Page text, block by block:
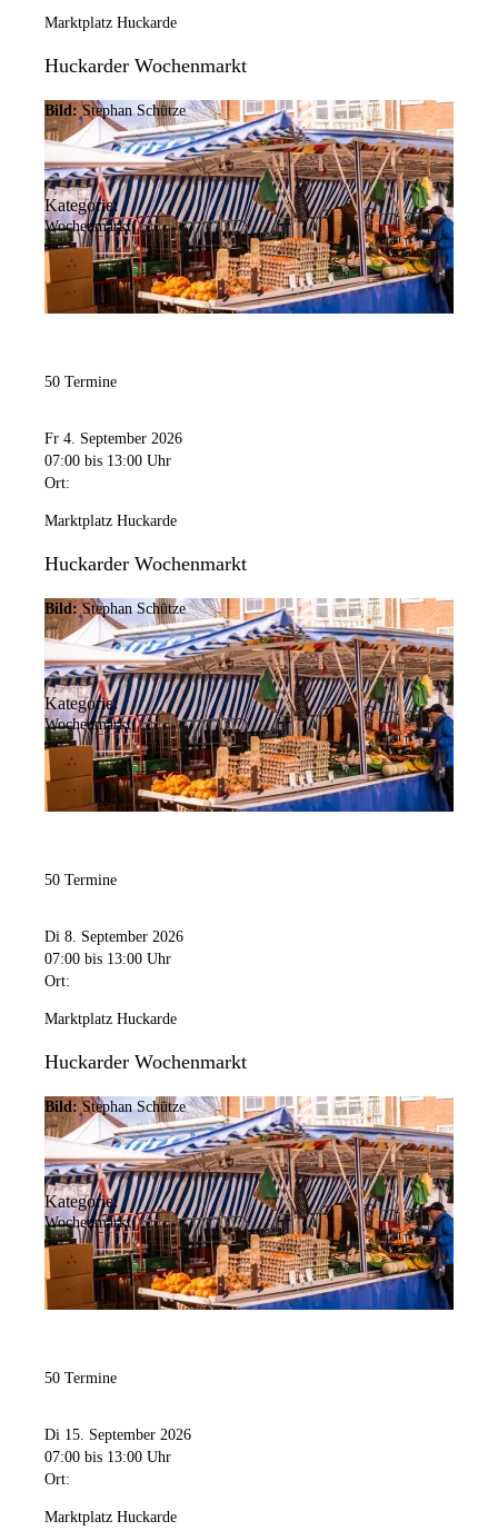
Marktplatz Huckarde
Huckarder Wochenmarkt
Bild: Stephan Schütze
Kategorie:
Wochenmarkt
50 Termine
Fr 4. September 2026
07:00 bis 13:00 Uhr
Ort:
Marktplatz Huckarde
Huckarder Wochenmarkt
Bild: Stephan Schütze
Kategorie:
Wochenmarkt
50 Termine
Di 8. September 2026
07:00 bis 13:00 Uhr
Ort:
Marktplatz Huckarde
Huckarder Wochenmarkt
Bild: Stephan Schütze
Kategorie:
Wochenmarkt
50 Termine
Di 15. September 2026
07:00 bis 13:00 Uhr
Ort:
Marktplatz Huckarde